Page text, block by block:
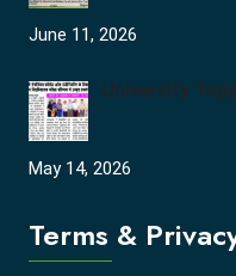
June 11, 2026
University
May 14, 2026
Terms &